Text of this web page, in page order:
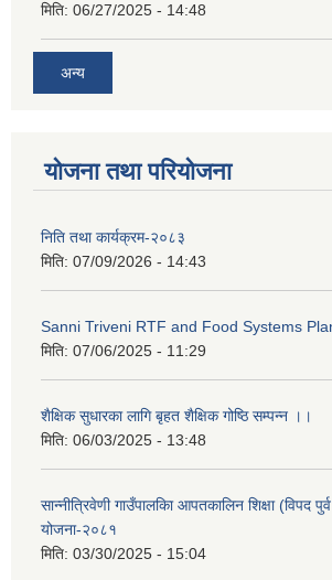
मिति: 06/27/2025 - 14:48
अन्य
योजना तथा परियोजना
निति तथा कार्यक्रम-२०८३
मिति: 07/09/2026 - 14:43
Sanni Triveni RTF and Food Systems
मिति: 07/06/2025 - 11:29
शैक्षिक सुधारका लागि बृहत शैक्षिक गोष्ठि सम्पन्न ।।
मिति: 06/03/2025 - 13:48
सान्नीत्रिवेणी गाउँपालकिा आपतकालिन शिक्षा (विपद
योजना-२०८१
मिति: 03/30/2025 - 15:04